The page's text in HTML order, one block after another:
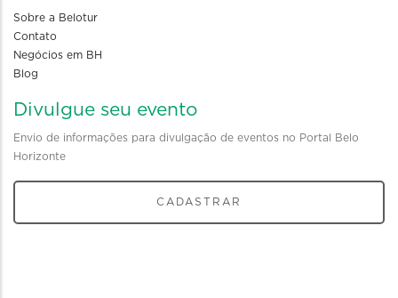
Sobre a Belotur
Contato
Negócios em BH
Blog
Divulgue seu evento
Envio de informações para divulgação de eventos no Portal Belo
Horizonte
CADASTRAR